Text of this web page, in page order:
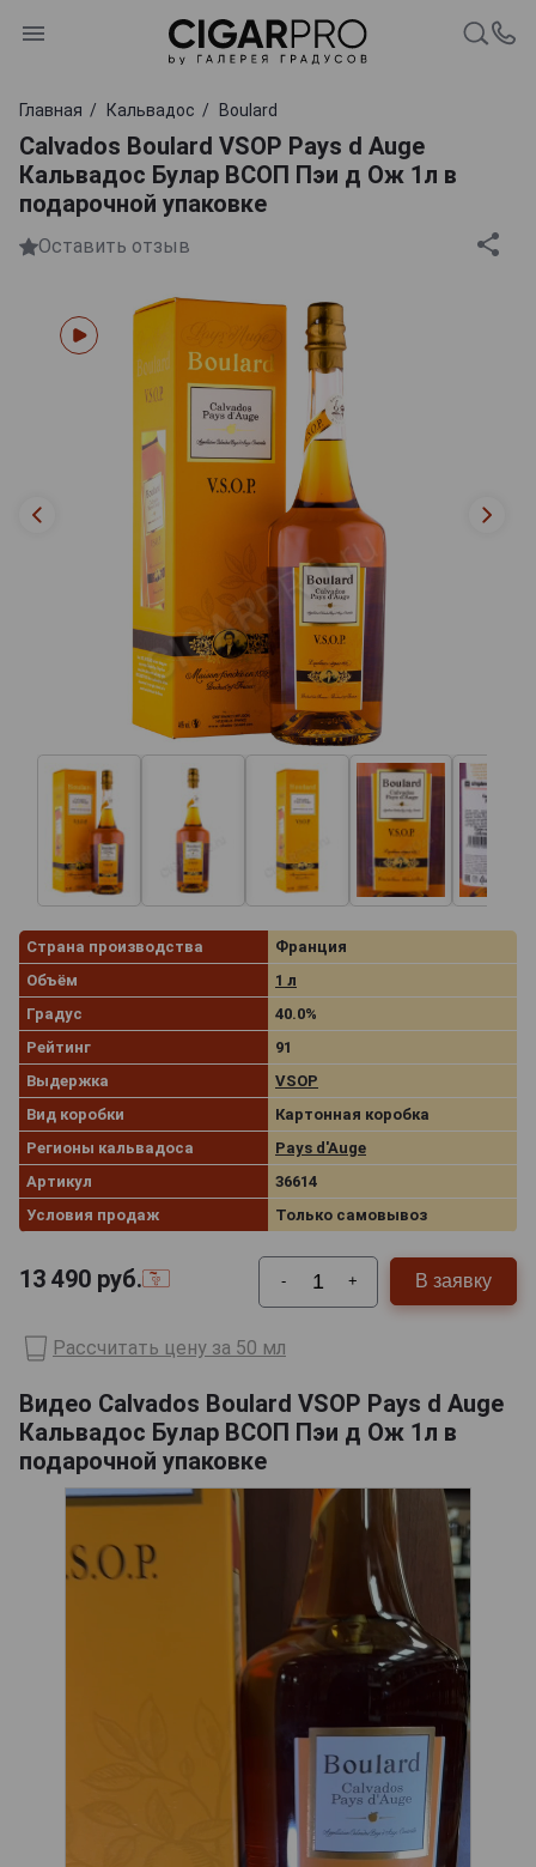
Главная Кальвадос Boulard
Calvados Boulard VSOP Pays d Auge
Кальвадос Булар ВСОП Пэи д Ож 1л в
подарочной упаковке
Оставить отзыв
Страна производства
Франция
Объём
1 л
Градус
40.0%
Рейтинг
91
Выдержка
VSOP
Вид коробки
Картонная коробка
Регионы кальвадоса
Pays d'Auge
Артикул
36614
Условия продаж
Только самовывоз
13 490 руб. - + В заявку
Рассчитать цену за 50 мл
Видео Calvados Boulard VSOP Pays d Auge
Кальвадос Булар ВСОП Пэи д Ож 1л в
подарочной упаковке